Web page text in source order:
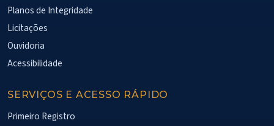
Planos de Integridade
Licitações
Ouvidoria
Acessibilidade
SERVIÇOS E ACESSO RÁPIDO
Primeiro Registro